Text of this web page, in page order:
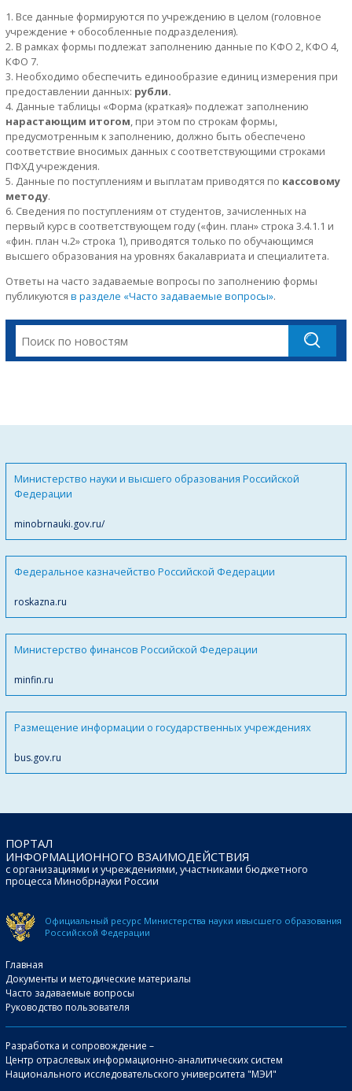
Все данные формируются по учреждению в целом (головное
учреждение + обособленные подразделения).
В рамках формы подлежат заполнению данные по КФО 2, КФО 4,
КФО 7.
Необходимо обеспечить единообразие единиц измерения при
предоставлении данных: рубли.
Данные таблицы «Форма (краткая)» подлежат заполнению
нарастающим итогом, при этом по строкам формы,
предусмотренным к заполнению, должно быть обеспечено
соответствие вносимых данных с соответствующими строками
ПФХД учреждения.
Данные по поступлениям и выплатам приводятся по кассовому
методу.
Сведения по поступлениям от студентов, зачисленных на
первый курс в соответствующем году («фин. план» строка 3.4.1.1 и
«фин. план ч.2» строка 1), приводятся только по обучающимся
высшего образования на уровнях бакалавриата и специалитета.
Ответы на часто задаваемые вопросы по заполнению формы
публикуются в разделе «Часто задаваемые вопросы».
Министерство науки и высшего образования Российской
Федерации
minobrnauki.gov.ru/
Федеральное казначейство Российской Федерации
roskazna.ru
Министерство финансов Российской Федерации
minfin.ru
Размещение информации о государственных учреждениях
bus.gov.ru
ПОРТАЛ
ИНФОРМАЦИОННОГО ВЗАИМОДЕЙСТВИЯ
с организациями и учреждениями, участниками бюджетного
процесса Минобрнауки России
Официальный ресурс Министерства науки ивысшего образования
Российской Федерации
Главная
Документы и методические материалы
Часто задаваемые вопросы
Руководство пользователя
Разработка и сопровождение –
Центр отраслевых информационно-аналитических систем
Национального исследовательского университета "МЭИ"